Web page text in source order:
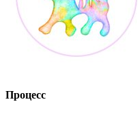
Процесс